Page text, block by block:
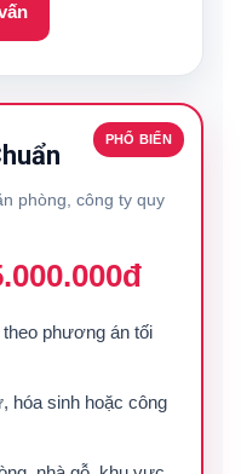
PHỔ BIẾN
phòng, công ty quy
phương án tối
hóa sinh hoặc công